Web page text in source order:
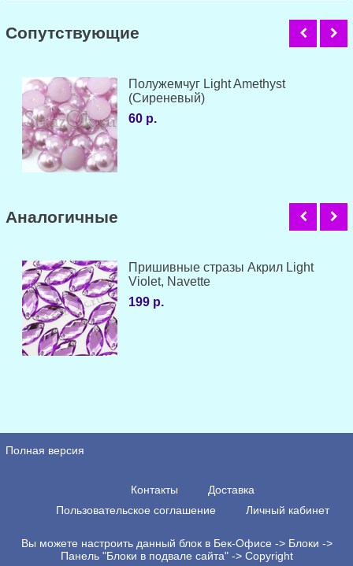
Cопутствующие
Полужемчуг Light Amethyst
(Сиреневый)
60 р.
Аналогичные
Пришивные стразы Акрил Light
Violet, Navette
199 р.
Полная версия
Контакты
Доставка
Пользовательское соглашение
Личный кабинет
Вы можете настроить данный блок в Бек-Офисе -> Блоки ->
Панель "Блоки в подвале сайта" -> Copyright